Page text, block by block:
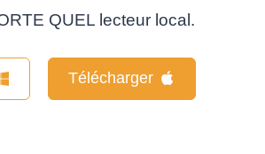
QUEL lecteur local.
Télécharger